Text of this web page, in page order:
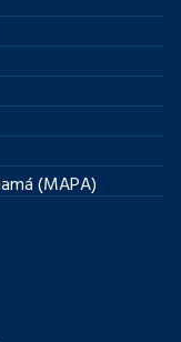
(MAPA)